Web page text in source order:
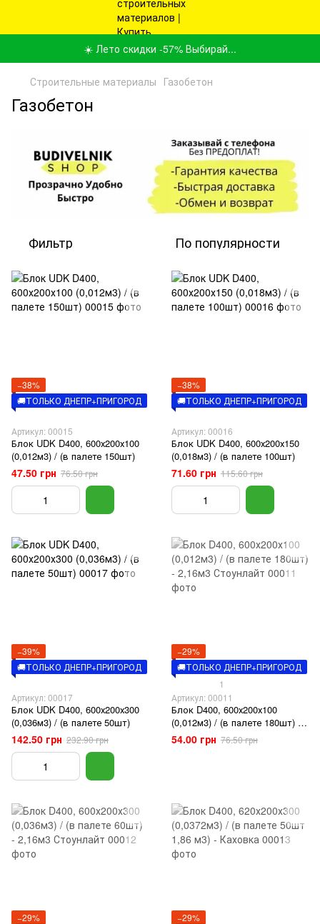
☀️ Лето скидки -57% Выбирай...
Строительные материалы Газобетон
Газобетон
Фильтр По популярности
−38%
🚚ТОЛЬКО ДНЕПР+ПРИГОРОД
Артикул: 00015
Блок UDK D400, 600х200х100
(0,012м3) / (в палете 150шт)
47.50 грн 76.50 грн
−38%
🚚ТОЛЬКО ДНЕПР+ПРИГОРОД
Артикул: 00016
Блок UDK D400, 600х200х150
(0,018м3) / (в палете 100шт)
71.60 грн 115.60 грн
−39%
🚚ТОЛЬКО ДНЕПР+ПРИГОРОД
Артикул: 00017
Блок UDK D400, 600х200х300
(0,036м3) / (в палете 50шт)
142.50 грн 232.90 грн
−29%
🚚ТОЛЬКО ДНЕПР+ПРИГОРОД
1
Артикул: 00011
Блок D400, 600х200х100
(0,012м3) / (в палете 180шт) -
2,16м3 Стоунлайт
54.00 грн 76.50 грн
−29%
−29%